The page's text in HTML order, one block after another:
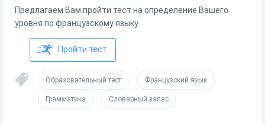
Предлагаем Вам пройти тест на определение Вашего
уровня по французскому языку.
Пройти тест
Образовательный тест Французский язык
Грамматика Словарный запас